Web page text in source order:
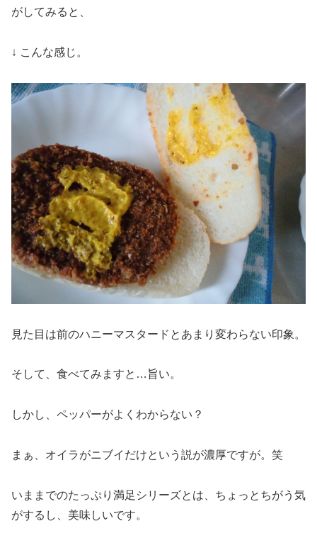
がしてみると、
↓ こんな感じ。
見た目は前のハニーマスタードとあまり変わらない印象。
そして、食べてみますと…旨い。
しかし、ペッパーがよくわからない？
まぁ、オイラがニブイだけという説が濃厚ですが。笑
いままでのたっぷり満足シリーズとは、ちょっとちがう気
がするし、美味しいです。